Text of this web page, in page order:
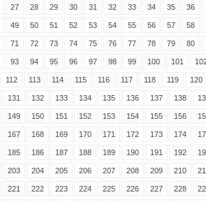
27 28 29 30 31 32 33 34 35 36
49 50 51 52 53 54 55 56 57 58
71 72 73 74 75 76 77 78 79 80
93 94 95 96 97 98 99 100 101
112 113 114 115 116 117 118 119 120
131 132 133 134 135 136 137 138
149 150 151 152 153 154 155 156
167 168 169 170 171 172 173 174
185 186 187 188 189 190 191 192
203 204 205 206 207 208 209 210
221 222 223 224 225 226 227 228